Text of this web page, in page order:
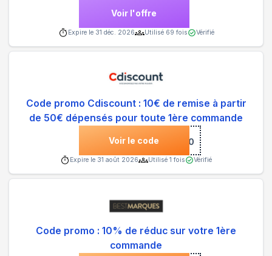
Voir l'offre
Expire le 31 déc. 2026 Utilisé 69 fois Vérifié
Code promo Cdiscount : 10€ de remise à partir
de 50€ dépensés pour toute 1ère commande
Voir le code***LO10
Expire le 31 août 2026 Utilisé 1 fois Vérifié
Code promo : 10% de réduc sur votre 1ère
commande